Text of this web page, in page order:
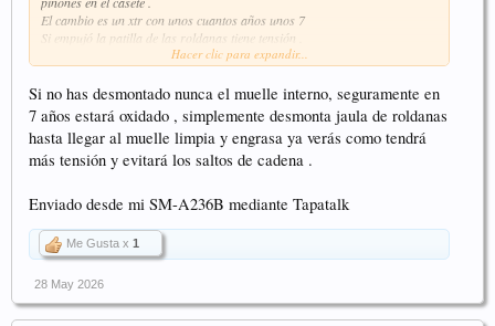
El cambio es un xtr con unos cuantos años unos 7
Si empujó la patilla de las roldanas tiene tensión .
Podría ser el muelle interior que estaría un pelo gastado?
Hacer clic para expandir...
Si no has desmontado nunca el muelle interno, seguramente en
7 años estará oxidado , simplemente desmonta jaula de roldanas
hasta llegar al muelle limpia y engrasa ya verás como tendrá
más tensión y evitará los saltos de cadena .
Enviado desde mi SM-A236B mediante Tapatalk
Me Gusta x 1
28 May 2026